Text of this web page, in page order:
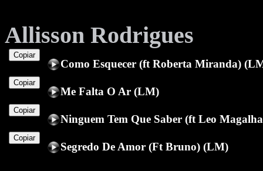
Allisson Rodrigues
Como Esquecer (ft Roberta Miranda)
Copiar
Me Falta O Ar (LM)
Copiar
Ninguem Tem Que Saber (ft Leo
Copiar
Segredo De Amor (Ft Bruno) (LM)
Copiar